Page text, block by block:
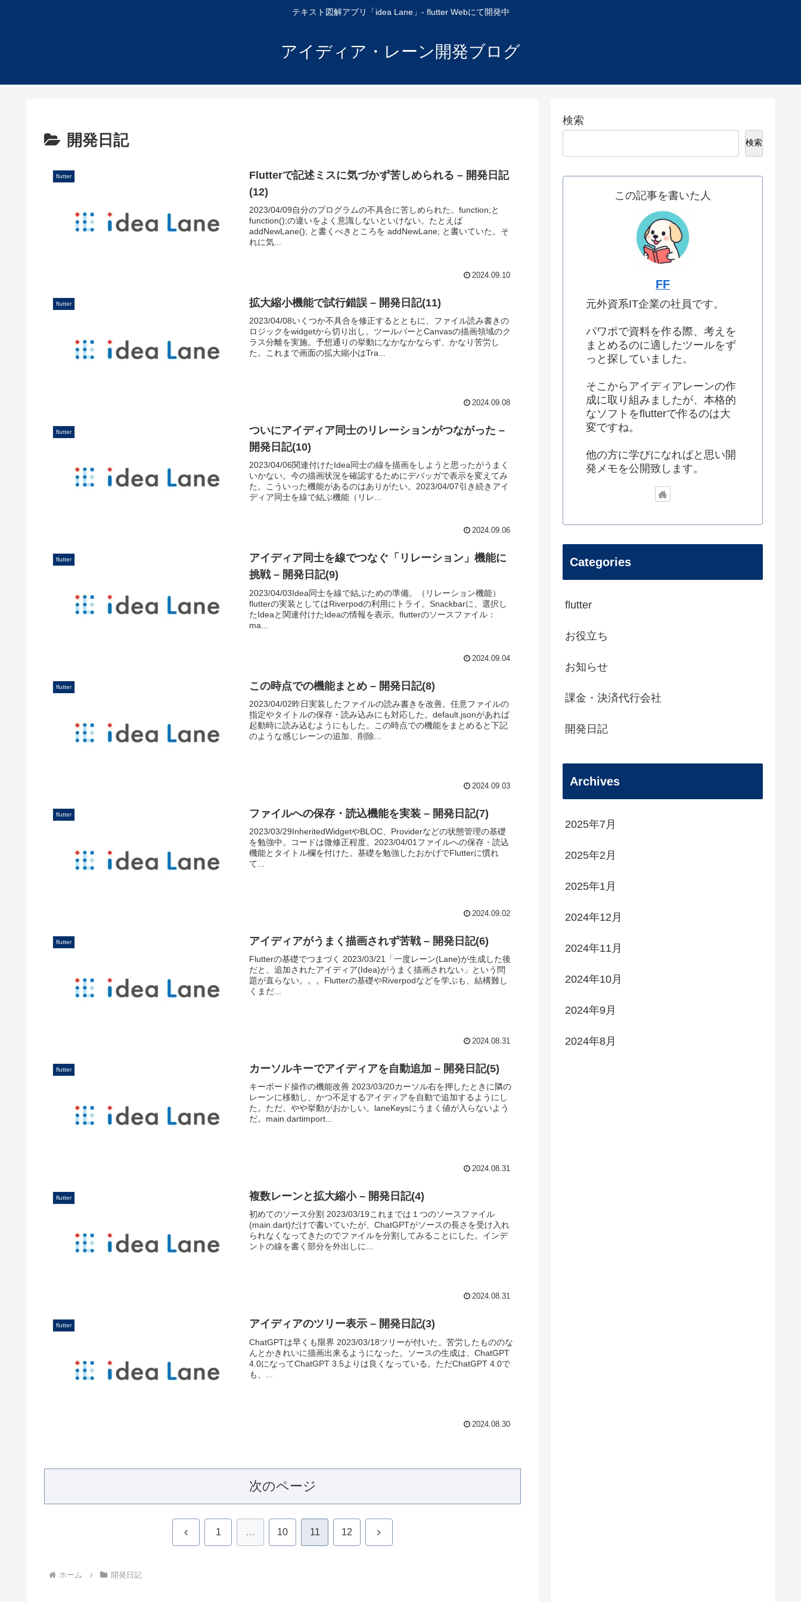
テキスト図解アプリ「idea Lane」- flutter Webにて開発中
アイディア・レーン開発ブログ
開発日記
flutter
Flutterで記述ミスに気づかず苦しめられる – 開発日記
(12)
2023/04/09自分のプログラムの不具合に苦しめられた。function;と
function();の違いをよく意識しないといけない。たとえば
addNewLane(); と書くべきところを addNewLane; と書いていた。そ
れに気...
2024.09.10
flutter 拡大縮小機能で試行錯誤 – 開発日記(11)
2023/04/08いくつか不具合を修正するとともに、ファイル読み書きの
ロジックをwidgetから切り出し。ツールバーとCanvasの描画領域のク
ラス分離を実施。予想通りの挙動になかなかならず、かなり苦労し
た。これまで画面の拡大縮小はTra...
2024.09.08
flutter
ついにアイディア同士のリレーションがつながった –
開発日記(10)
2023/04/06関連付けたIdea同士の線を描画をしようと思ったがうまく
いかない。今の描画状況を確認するためにデバッガで表示を変えてみ
た。こういった機能があるのはありがたい。2023/04/07引き続きアイ
ディア同士を線で結ぶ機能（リレ...
2024.09.06
flutter
アイディア同士を線でつなぐ「リレーション」機能に
挑戦 – 開発日記(9)
2023/04/03Idea同士を線で結ぶための準備。（リレーション機能）
flutterの実装としてはRiverpodの利用にトライ。Snackbarに、選択し
たIdeaと関連付けたIdeaの情報を表示。flutterのソースファイル：
ma...
2024.09.04
flutter この時点での機能まとめ – 開発日記(8)
2023/04/02昨日実装したファイルの読み書きを改善。任意ファイルの
指定やタイトルの保存・読み込みにも対応した。default.jsonがあれば
起動時に読み込むようにもした。この時点での機能をまとめると下記
のような感じレーンの追加、削除...
2024.09.03
flutter ファイルへの保存・読込機能を実装 – 開発日記(7)
2023/03/29InheritedWidgetやBLOC、Providerなどの状態管理の基礎
を勉強中。コードは微修正程度。2023/04/01ファイルへの保存・読込
機能とタイトル欄を付けた。基礎を勉強したおかげでFlutterに慣れ
て...
2024.09.02
flutter アイディアがうまく描画されず苦戦 – 開発日記(6)
Flutterの基礎でつまづく 2023/03/21「一度レーン(Lane)が生成した後
だと、追加されたアイディア(Idea)がうまく描画されない」という問
題が直らない。。。Flutterの基礎やRiverpodなどを学ぶも、結構難し
くまだ...
2024.08.31
flutter カーソルキーでアイディアを自動追加 – 開発日記(5)
キーボード操作の機能改善 2023/03/20カーソル右を押したときに隣の
レーンに移動し、かつ不足するアイディアを自動で追加するようにし
た。ただ、やや挙動がおかしい。laneKeysにうまく値が入らないよう
だ。main.dartimport...
2024.08.31
flutter 複数レーンと拡大縮小 – 開発日記(4)
初めてのソース分割 2023/03/19これまでは１つのソースファイル
(main.dart)だけで書いていたが、ChatGPTがソースの長さを受け入れ
られなくなってきたのでファイルを分割してみることにした。インデ
ントの線を書く部分を外出しに...
2024.08.31
flutter アイディアのツリー表示 – 開発日記(3)
ChatGPTは早くも限界 2023/03/18ツリーが付いた。苦労したもののな
んとかきれいに描画出来るようになった。ソースの生成は、ChatGPT
4.0になってChatGPT 3.5よりは良くなっている。ただChatGPT 4.0で
も、...
2024.08.30
次のページ
前 1 … 10 11 12 次
ホーム 開発日記
検索
検索
この記事を書いた人
FF
元外資系IT企業の社員です。
パワポで資料を作る際、考えを
まとめるのに適したツールをず
っと探していました。
そこからアイディアレーンの作
成に取り組みましたが、本格的
なソフトをflutterで作るのは大
変ですね。
他の方に学びになればと思い開
発メモを公開致します。
Categories
flutter
お役立ち
お知らせ
課金・決済代行会社
開発日記
Archives
2025年7月
2025年2月
2025年1月
2024年12月
2024年11月
2024年10月
2024年9月
2024年8月